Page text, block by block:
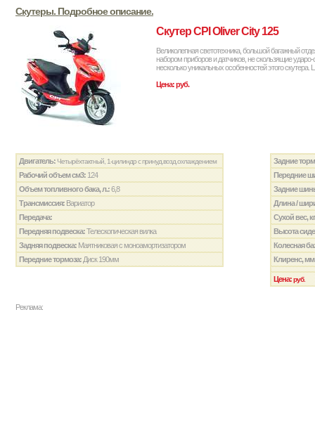
Скутеры. Подробное описание.
Скутер CPI Oliver City 125
Великолепная светотехника, большой багажный
набором приборов и датчиков, не скользящие ударо-
несколько уникальных особенностей этого
Цена: руб.
Двигатель:Четырёхтактный, 1-цилиндр с принуд.возд.охлаждением
Рабочий объем см3:124
Объем топливного бака, л.:6,8
Трансмиссия:Вариатор
Передача:
Передняя подвеска:Телескопическая вилка
Задняя подвеска:Маятниковая с моноамортизатором
Передние тормоза:Диск 190мм
Задние
Передние
Задние
Длина /
Сухой вес,
Высота
Колесная
Клиренс,
Цена:руб.
Реклама: